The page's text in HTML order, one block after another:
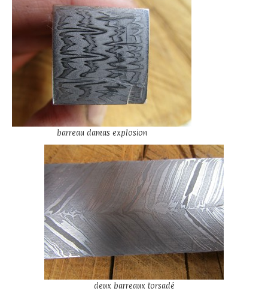
barreau damas explosion
deux barreaux torsadé